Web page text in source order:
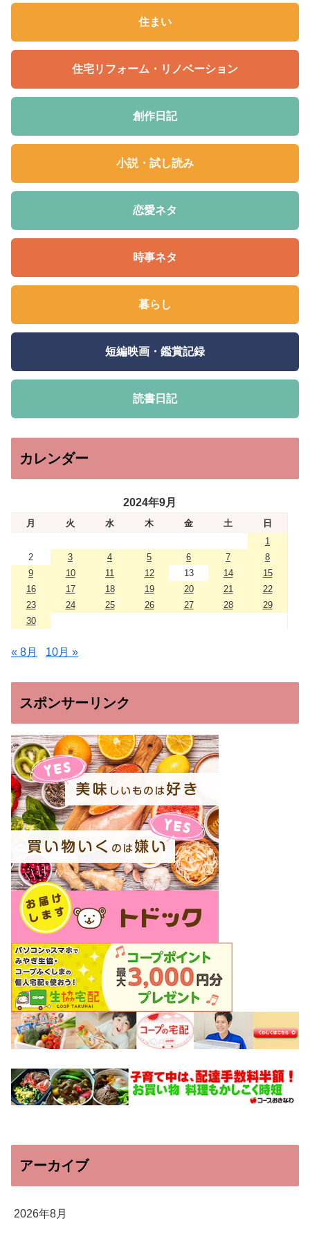
住まい
住宅リフォーム・リノベーション
創作日記
小説・試し読み
恋愛ネタ
時事ネタ
暮らし
短編映画・鑑賞記録
読書日記
カレンダー
2024年9月
月 火 水 木 金 土
日
1
2
3 4 5 6 7
8
9
10 11 12 13 14
15
16
17 18 19 20 21
22
23
24 25 26 27 28
29
30
« 8月 10月 »
スポンサーリンク
アーカイブ
2026年8月